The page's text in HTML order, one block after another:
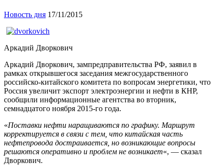
Новость дня 17/11/2015
Аркадий Дворкович
Аркадий Дворкович, зампредправительства РФ, заявил в
рамках открывшегося заседания межгосударственного
российско-китайского комитета по вопросам энергетики, что
Россия увеличит экспорт электроэнергии и нефти в КНР,
сообщили информационные агентства во вторник,
семнадцатого ноября 2015-го года.
«Поставки нефти наращиваются по графику. Маршрут
корректируется в связи с тем, что китайская часть
нефтепровода достраивается, но возникающие вопросы
решаются оперативно и проблем не возникает«, — сказал
Дворкович.